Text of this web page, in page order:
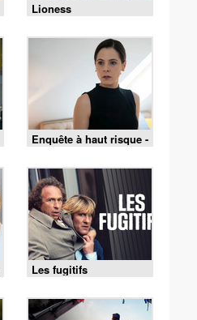
Lioness
Enquête à haut risque -
02/08/2026
Les fugitifs